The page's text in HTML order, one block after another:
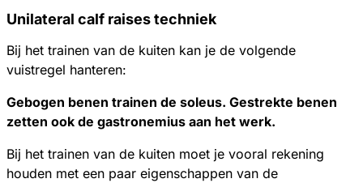
Unilateral calf raises techniek
Bij het trainen van de kuiten kan je de volgende
vuistregel hanteren:
Gebogen benen trainen de soleus. Gestrekte benen
zetten ook de gastronemius aan het werk.
Bij het trainen van de kuiten moet je vooral rekening
houden met een paar eigenschappen van de